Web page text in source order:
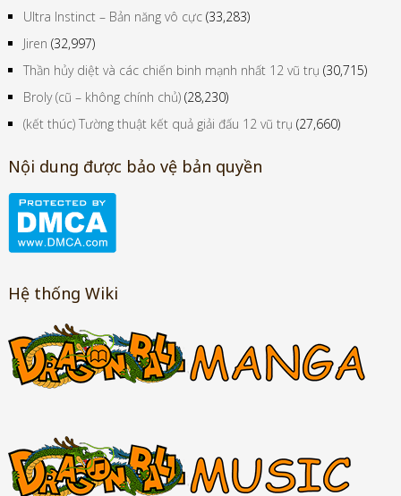
Ultra Instinct – Bản năng vô cực (33,283)
Jiren (32,997)
Thần hủy diệt và các chiến binh mạnh nhất 12 vũ trụ (30,715)
Broly (cũ – không chính chủ) (28,230)
(kết thúc) Tường thuật kết quả giải đấu 12 vũ trụ (27,660)
Nội dung được bảo vệ bản quyền
Hệ thống Wiki